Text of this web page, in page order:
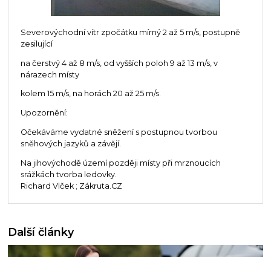
Severovýchodní vítr zpočátku mírný 2 až 5 m/s, postupně
zesilující
na čerstvý 4 až 8 m/s, od vyšších poloh 9 až 13 m/s, v
nárazech místy
kolem 15 m/s, na horách 20 až 25 m/s.
Upozornění:
Očekáváme vydatné sněžení s postupnou tvorbou
sněhových jazyků a závějí.
Na jihovýchodě území později místy při mrznoucích
srážkách tvorba ledovky.
Richard Vlček ; Zákruta.CZ
Další články